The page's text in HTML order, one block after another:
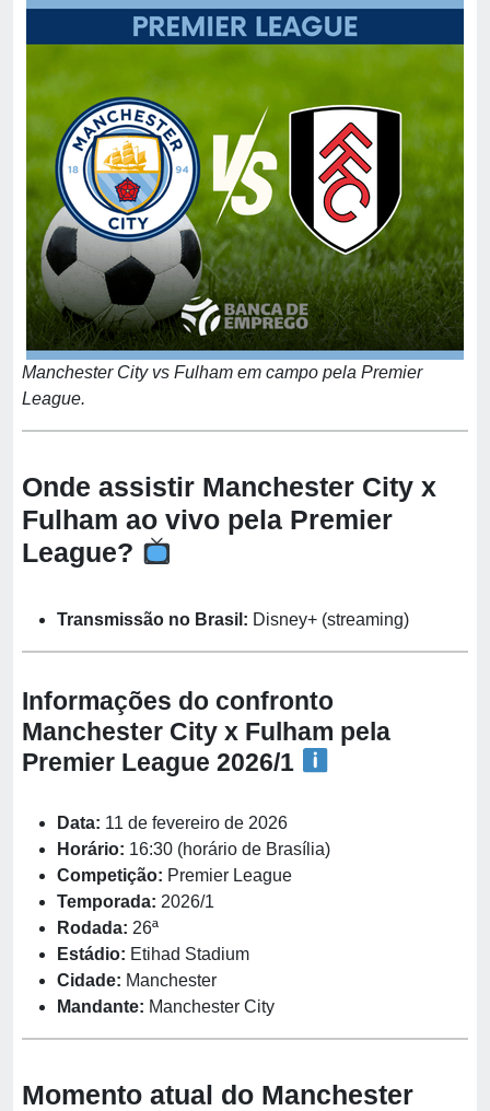
Manchester City vs Fulham em campo pela Premier
League.
Onde assistir Manchester City x
Fulham ao vivo pela Premier
League?
Transmissão no Brasil: Disney+ (streaming)
Informações do confronto
Manchester City x Fulham pela
Premier League 2026/1
Data: 11 de fevereiro de 2026
Horário: 16:30 (horário de Brasília)
Competição: Premier League
Temporada: 2026/1
Rodada: 26ª
Estádio: Etihad Stadium
Cidade: Manchester
Mandante: Manchester City
Momento atual do Manchester